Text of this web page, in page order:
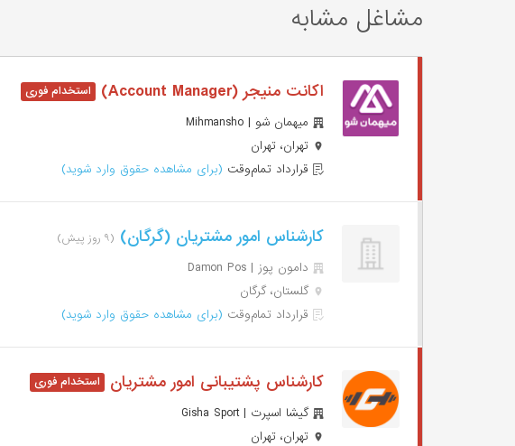
مشاغل مشابه
اکانت منیجر (Account Manager)
میهمان شو | Mihmansho
تهران، تهران
قرارداد تمام‌وقت (برای مشاهده حقوق وارد شوید)
کارشناس امور مشتریان (گرگان) (۹ روز پیش)
دامون پوز | Damon Pos
گلستان، گرگان
قرارداد تمام‌وقت (برای مشاهده حقوق وارد شوید)
کارشناس پشتیبانی امور مشتریان
گیشا اسپرت | Gisha Sport
تهران، تهران